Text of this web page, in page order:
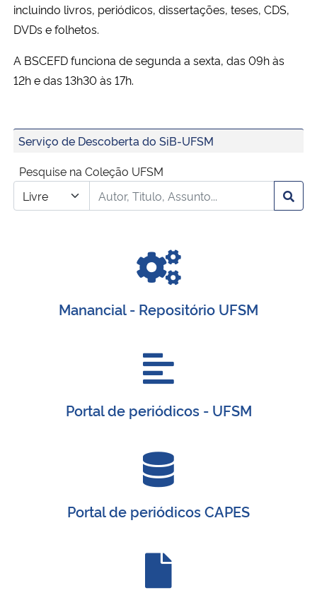
Secretaria de Governo
Advocacia-Geral da União
Banco Central do Brasil
incluindo livros, periódicos, dissertações, teses, CDS,
DVDs e folhetos.
A BSCEFD funciona de segunda a sexta, das 09h às
12h e das 13h30 às 17h.
Serviço de Descoberta do SiB-UFSM
Pesquise na Coleção UFSM
Manancial - Repositório UFSM
Portal de periódicos - UFSM
Portal de periódicos CAPES